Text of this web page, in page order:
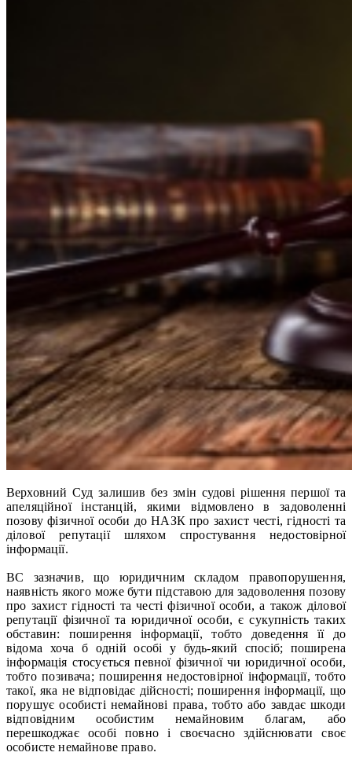
Верховний Суд залишив без змін судові рішення першої та
апеляційної інстанцій, якими відмовлено в задоволенні
позову фізичної особи до НАЗК про захист честі, гідності та
ділової репутації шляхом спростування недостовірної
інформації.
ВС зазначив, що юридичним складом правопорушення,
наявність якого може бути підставою для задоволення позову
про захист гідності та честі фізичної особи, а також ділової
репутації фізичної та юридичної особи, є сукупність таких
обставин: поширення інформації, тобто доведення її до
відома хоча б одній особі у будь-який спосіб; поширена
інформація стосується певної фізичної чи юридичної особи,
тобто позивача; поширення недостовірної інформації, тобто
такої, яка не відповідає дійсності; поширення інформації, що
порушує особисті немайнові права, тобто або завдає шкоди
відповідним особистим немайновим благам, або
перешкоджає особі повно і своєчасно здійснювати своє
особисте немайнове право.